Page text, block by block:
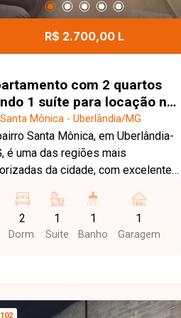
R$ 2.700,00 L
com 2 quartos
1 suíte para locação no
Santa Mônica em
MG
Santa Mônica - Uberlândia/MG
Santa Mônica, em Uberlândia-
é uma das regiões mais
da cidade, com excelente
por sua proximidade à
Federal de Uberlândia
A região conta com ampla oferta
estudantes, professores e
2
Dorm.
1
Suite
1
Banho
1
Garagem